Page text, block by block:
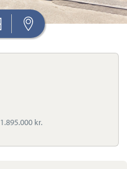
1.895.000 kr.